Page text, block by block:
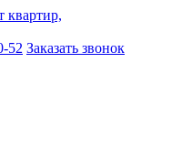
квартир,
52 Заказать звонок